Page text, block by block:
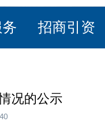
招商引资
况的公示